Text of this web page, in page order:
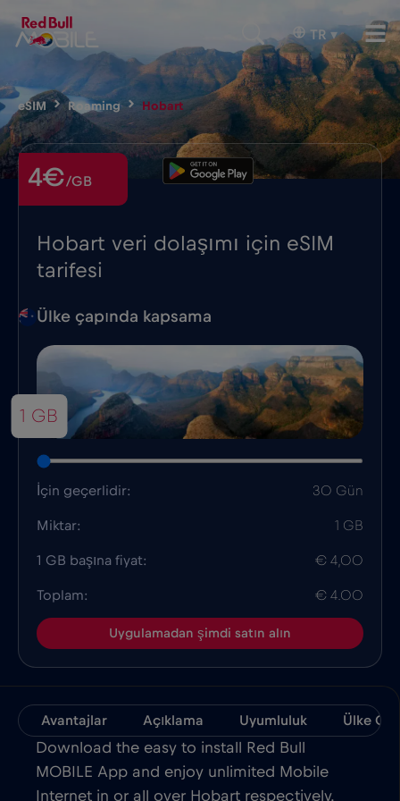
TR ▾
eSIM Roaming Hobart
Hobart veri dolaşımı için eSIM
tarifesi
4€/GB
Ülke çapında kapsama
1 GB
İçin geçerlidir: 30 Gün
Miktar: 1 GB
1 GB başına fiyat: € 4,00
Toplam: € 4.00
Uygulamadan şimdi satın alın
Avantajlar Açıklama Uyumluluk Ülke
Download the easy to install Red Bull
MOBILE App and enjoy unlimited Mobile
Internet in or all over Hobart respectively.